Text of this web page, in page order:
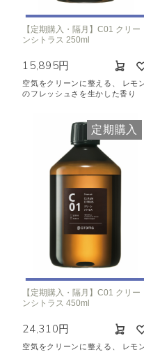
【定期購入・隔月】C01 クリー
ンシトラス 250ml
15,895円
空気をクリーンに整える、 レモ
のフレッシュさを生かした香り
定期購入
【定期購入・隔月】C01 クリー
ンシトラス 450ml
24,310円
空気をクリーンに整える、 レモ